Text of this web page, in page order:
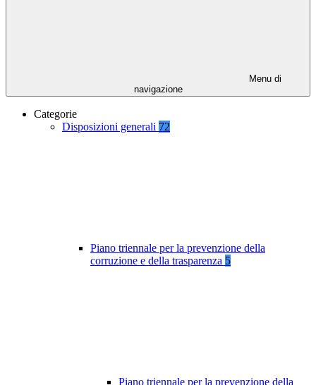
Menu di
navigazione
Categorie
Disposizioni generali 72
Piano triennale per la prevenzione della
corruzione e della trasparenza 5
Piano triennale per la prevenzione della